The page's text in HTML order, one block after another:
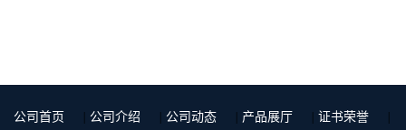
公司首页 | 公司介绍 | 公司动态 | 产品展厅 | 证书荣誉 |